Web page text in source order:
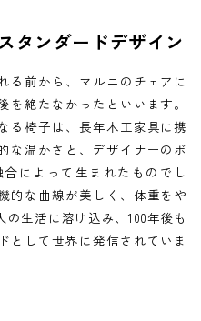
タンダードデザイン
る前から、マルニのチェアに
絶たなかったといいます。
る椅子は、長年木工家具に携
な温かさと、デザイナーのボ
によって生まれたものでし
的な曲線が美しく、体重をや
生活に溶け込み、100年後も
として世界に発信されていま